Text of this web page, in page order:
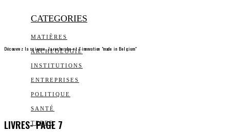
CATEGORIES
MATIÈRES
ARCHEOLOGIE
INSTITUTIONS
ENTREPRISES
POLITIQUE
SANTÉ
TERRE
Découvrez la science, la recherche et l’innovation "made in Belgium"
LIVRES- PAGE 7